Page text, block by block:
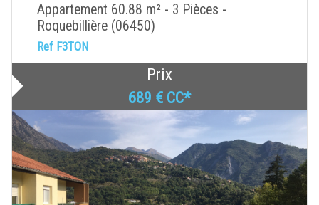
Appartement 60.88 m² - 3 Pièces -
Roquebillière (06450)
Ref F3TON
Prix
689 € CC*